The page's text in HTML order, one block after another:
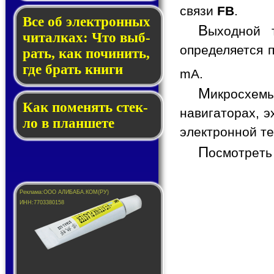
Все об элек­трон­ных
чи­тал­ках: Что выб­
рать, как по­чи­нить,
где брать кни­ги
Как по­ме­нять стек­
ло в планшете
связи FB.
Выходной
mA.
М
навигаторах,
электронной
П